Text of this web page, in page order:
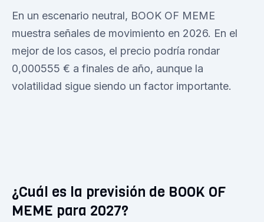
En un escenario neutral, BOOK OF MEME
muestra señales de movimiento en 2026. En el
mejor de los casos, el precio podría rondar
0,000555 € a finales de año, aunque la
volatilidad sigue siendo un factor importante.
¿Cuál es la previsión de BOOK OF
MEME para 2027?